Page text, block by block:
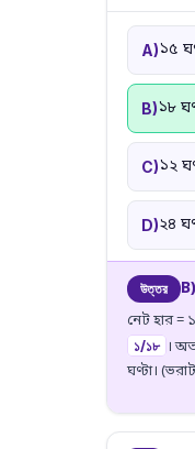
A)১৫
B)১৮
C)১২
D)২৪
উত্তর
নেট হার
১/১৮ ।
ঘণ্টা।